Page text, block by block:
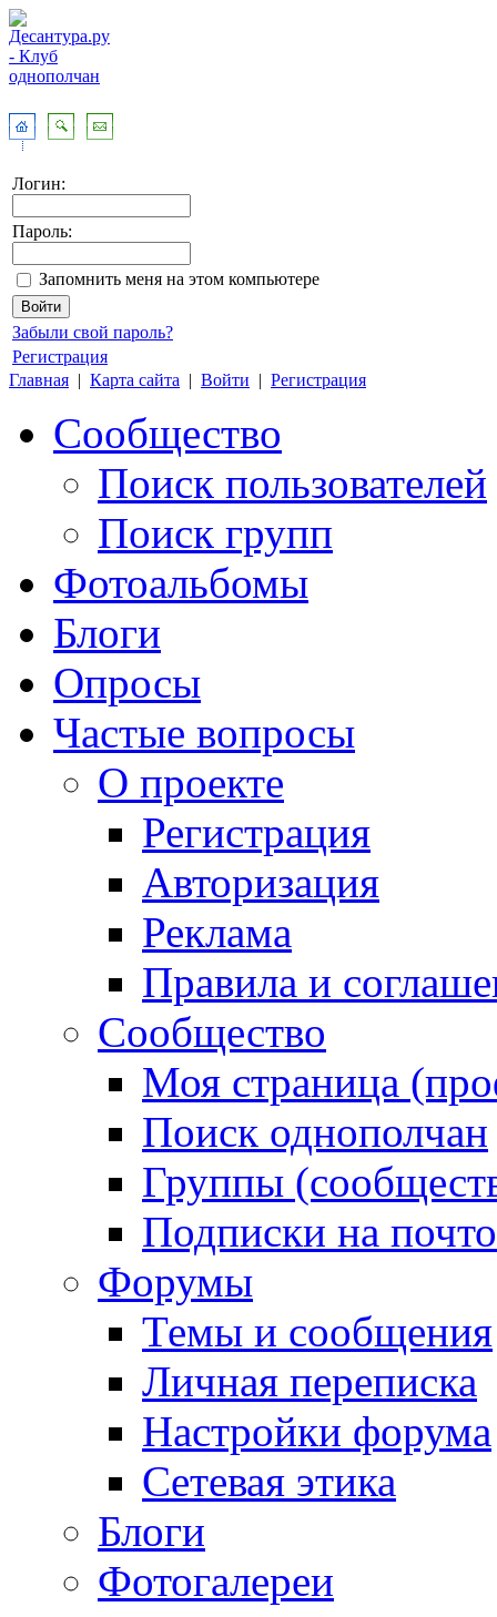
Логин:
Пароль:
Запомнить меня на этом компьютере
Забыли свой пароль?
Регистрация
Главная | Карта сайта | Войти | Регистрация
Сообщество
Поиск пользователей
Поиск групп
Фотоальбомы
Блоги
Опросы
Частые вопросы
О проекте
Регистрация
Авторизация
Реклама
Правила и
Сообщество
Моя страница
Поиск однополчан
Группы
Подписки на
Форумы
Темы и сообщения
Личная переписка
Настройки форума
Сетевая этика
Блоги
Фотогалереи